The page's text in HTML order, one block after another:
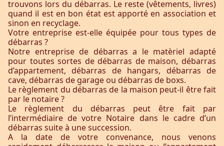
trouvons lors du débarras. Le reste (vêtements, livres)
quand il est en bon état est apporté en association et
sinon en recyclage.
Votre entreprise est-elle équipée pour tous types de
débarras ?
Notre entreprise de débarras a le matèriel adapté
pour toutes sortes de débarras de maison, débarras
d’appartement, débarras de hangars, débarras de
cave, débarras de garage ou débarras de boxs.
Le règlement du débarras de la maison peut-il être fait
par le notaire ?
Le règlement du débarras peut être fait par
l’intermédiaire de votre Notaire dans le cadre d’un
débarras suite à une succession.
A la date de votre convenance, nous venons